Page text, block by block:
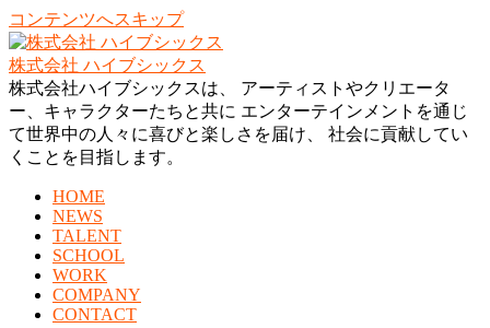
コンテンツへスキップ
株式会社 ハイブシックス
株式会社ハイブシックスは、 アーティストやクリエータ
ー、キャラクターたちと共に エンターテインメントを通じ
て世界中の人々に喜びと楽しさを届け、 社会に貢献してい
くことを目指します。
HOME
NEWS
TALENT
SCHOOL
WORK
COMPANY
CONTACT